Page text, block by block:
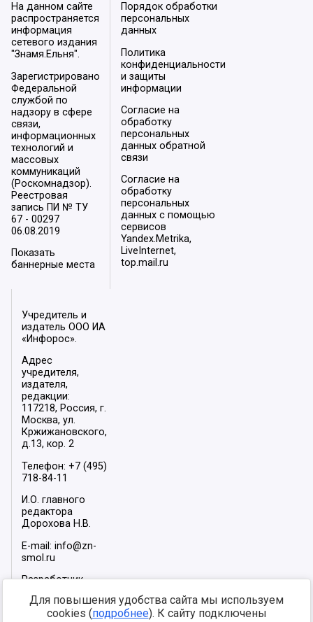
На данном сайте
распространяется
информация
сетевого издания
"Знамя.Ельня".
Зарегистрировано
Федеральной
службой по
надзору в сфере
связи,
информационных
технологий и
массовых
коммуникаций
(Роскомнадзор).
Реестровая
запись ПИ № ТУ
67 - 00297
06.08.2019
Показать
баннерные места
Порядок обработки
персональных
данных
Политика
конфиденциальности
и защиты
информации
Согласие на
обработку
персональных
данных обратной
связи
Согласие на
обработку
персональных
данных с помощью
сервисов
Yandex.Metrika,
LiveInternet,
top.mail.ru
Учредитель и
издатель ООО ИА
«Инфорос».
Адрес
учредителя,
издателя,
редакции:
117218, Россия, г.
Москва, ул.
Кржижановского,
д.13, кор. 2
Телефон: +7 (495)
718-84-11
И.О. главного
редактора
Дорохова Н.В.
E-mail: info@zn-
smol.ru
Разработчик
2026
Для повышения удобства сайта мы используем
cookies (подробнее). К сайту подключены